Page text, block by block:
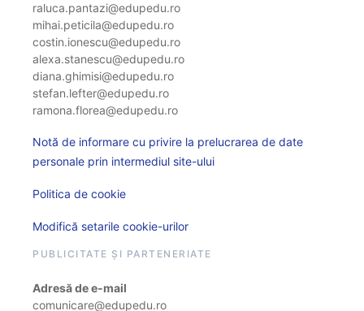
raluca.pantazi@edupedu.ro
mihai.peticila@edupedu.ro
costin.ionescu@edupedu.ro
alexa.stanescu@edupedu.ro
diana.ghimisi@edupedu.ro
stefan.lefter@edupedu.ro
ramona.florea@edupedu.ro
Notă de informare cu privire la prelucrarea de date
personale prin intermediul site-ului
Politica de cookie
Modifică setarile cookie-urilor
PUBLICITATE ȘI PARTENERIATE
Adresă de e-mail
comunicare@edupedu.ro